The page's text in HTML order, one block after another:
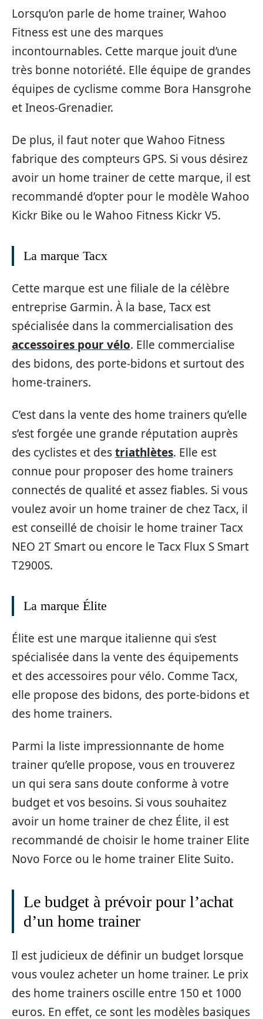
Lorsqu’on parle de home trainer, Wahoo
Fitness est une des marques
incontournables. Cette marque jouit d’une
très bonne notoriété. Elle équipe de grandes
équipes de cyclisme comme Bora Hansgrohe
et Ineos-Grenadier.
De plus, il faut noter que Wahoo Fitness
fabrique des compteurs GPS. Si vous désirez
avoir un home trainer de cette marque, il est
recommandé d’opter pour le modèle Wahoo
Kickr Bike ou le Wahoo Fitness Kickr V5.
La marque Tacx
Cette marque est une filiale de la célèbre
entreprise Garmin. À la base, Tacx est
spécialisée dans la commercialisation des
accessoires pour vélo. Elle commercialise
des bidons, des porte-bidons et surtout des
home-trainers.
C’est dans la vente des home trainers qu’elle
s’est forgée une grande réputation auprès
des cyclistes et destriathlètes. Elle est
connue pour proposer des home trainers
connectés de qualité et assez fiables. Si vous
voulez avoir un home trainer de chez Tacx, il
est conseillé de choisir le home trainer Tacx
NEO 2T Smart ou encore le Tacx Flux S Smart
T2900S.
La marque Élite
Élite est une marque italienne qui s’est
spécialisée dans la vente des équipements
et des accessoires pour vélo. Comme Tacx,
elle propose des bidons, des porte-bidons et
des home trainers.
Parmi la liste impressionnante de home
trainer qu’elle propose, vous en trouverez
un qui sera sans doute conforme à votre
budget et vos besoins. Si vous souhaitez
avoir un home trainer de chez Élite, il est
recommandé de choisir le home trainer Elite
Novo Force ou le home trainer Elite Suito.
Le budget à prévoir pour l’achat
d’un home trainer
Il est judicieux de définir un budget lorsque
vous voulez acheter un home trainer. Le prix
des home trainers oscille entre 150 et 1000
euros. En effet, ce sont les modèles basiques